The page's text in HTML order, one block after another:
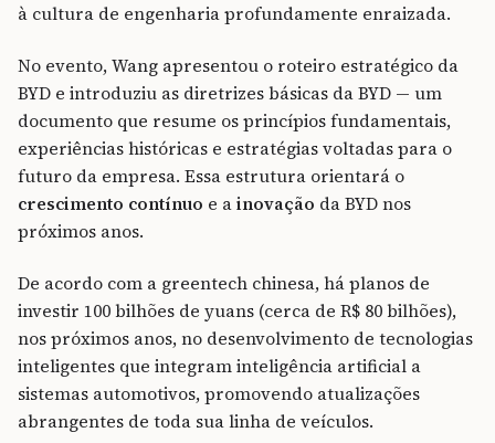
à cultura de engenharia profundamente enraizada.
No evento, Wang apresentou o roteiro estratégico da
BYD e introduziu as diretrizes básicas da BYD — um
documento que resume os princípios fundamentais,
experiências históricas e estratégias voltadas para o
futuro da empresa. Essa estrutura orientará o
crescimento contínuo e ainovação da BYD nos
próximos anos.
De acordo com a greentech chinesa, há planos de
investir 100 bilhões de yuans (cerca de R$ 80 bilhões),
nos próximos anos, no desenvolvimento de tecnologias
inteligentes que integram inteligência artificial a
sistemas automotivos, promovendo atualizações
abrangentes de toda sua linha de veículos.